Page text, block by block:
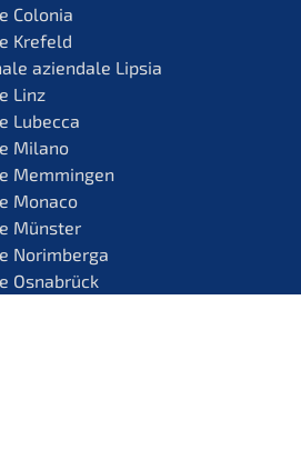
Colonia
Krefeld
aziend­a­le Lipsia
Linz
Lubecca
Milano
Memmingen
Monaco
Münster
Norimberga
Osnabrück